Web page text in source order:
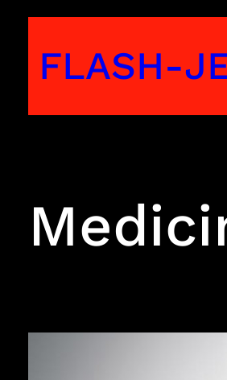
Skip
content
FLASH-